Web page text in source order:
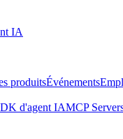
IA
produitsÉvénements
d'agent IAMCP